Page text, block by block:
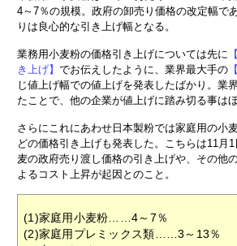
4～7％の規模。政府の卸売り価格の改定幅で
りは良心的な引き上げ幅となる。
業務用小麦粉の価格引き上げについては先に
き上げ】 でお伝えしたように、業界最大手の
じ値上げ幅での値上げを発表したばかり。業
たことで、他の企業が値上げに踏み切る事は
さらにこれにあわせ日本製粉では家庭用の小
どの価格引き上げも発表した。こちらは11月
麦の政府売り渡し価格の引き上げや、その他
よるコスト上昇が起因とのこと。
(1)家庭用小麦粉……4～7％
(2)家庭用プレミックス類……3～13％